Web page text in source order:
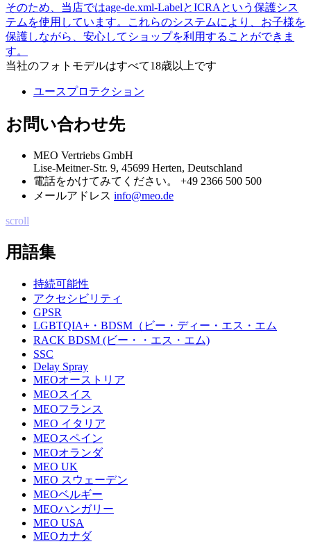
そのため、当店ではage-de.xml-LabelとICRAという保護シス
テムを使用しています。これらのシステムにより、お子様を
保護しながら、安心してショップを利用することができま
す。
当社のフォトモデルはすべて18歳以上です
ユースプロテクション
お問い合わせ先
MEO Vertriebs GmbH
Lise-Meitner-Str. 9, 45699 Herten, Deutschland
電話をかけてみてください。 +49 2366 500 500
メールアドレス info@meo.de
scroll
用語集
持続可能性
アクセシビリティ
GPSR
LGBTQIA+・BDSM（ビー・ディー・エス・エム
RACK BDSM (ビー・・エス・エム)
SSC
Delay Spray
MEOオーストリア
MEOスイス
MEOフランス
MEO イタリア
MEOスペイン
MEOオランダ
MEO UK
MEO スウェーデン
MEOベルギー
MEOハンガリー
MEO USA
MEOカナダ